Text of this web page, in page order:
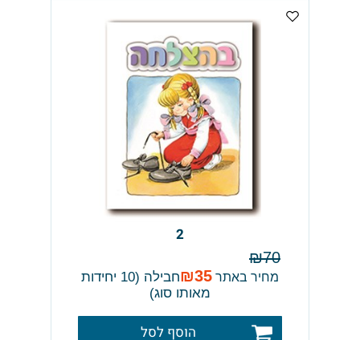
2
₪70
מחיר באתר ₪35
חבילה (10 יחידות
מאותו סוג)
הוסף לסל